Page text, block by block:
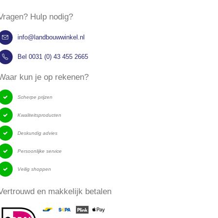
Hulp nodig?
info@landbouwwinkel.nl
Bel 0031 (0) 43 455 2665
kun je op rekenen?
Scherpe prijzen
Kwaliteitsproducten
Deskundig advies
Persoonlijke service
Veilig shoppen
en makkelijk betalen